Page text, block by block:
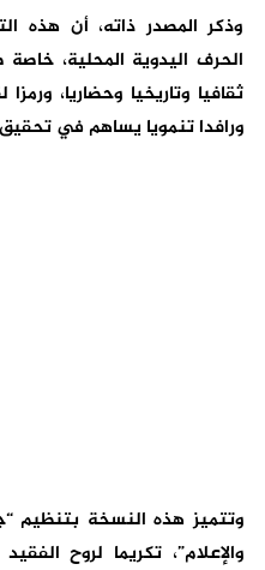
وذكر المصدر ذاته، أن هذه
الحرف اليدوية المحلية، خاصة
ثقافيا وتاريخيا وحضاريا،
ورافدا تنمويا يساهم في تحقيق
وتتميز هذه النسخة بتنظيم
والإعلام”، تكريما لروح